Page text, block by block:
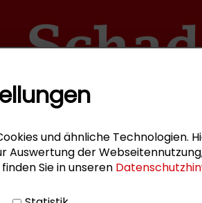
und ähnliche Technologien.
Auswertung der
Sie in unseren